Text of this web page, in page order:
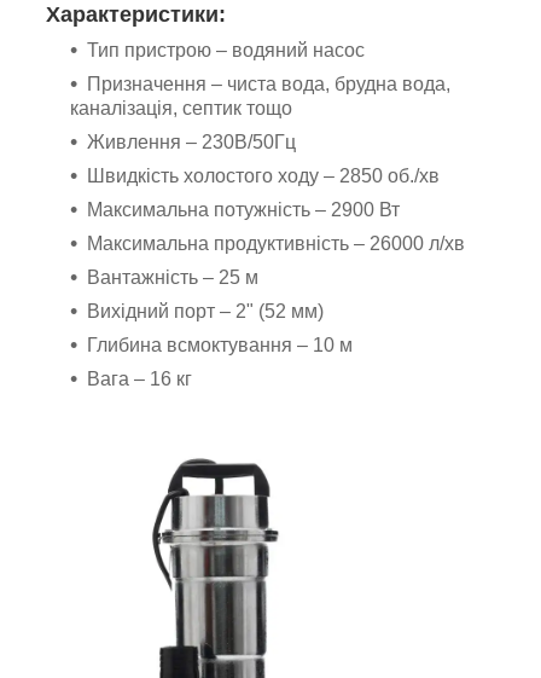
Характеристики:
Тип пристрою – водяний насос
Призначення – чиста вода, брудна вода,
каналізація, септик тощо
Живлення – 230В/50Гц
Швидкість холостого ходу – 2850 об./хв
Максимальна потужність – 2900 Вт
Максимальна продуктивність – 26000 л/хв
Вантажність – 25 м
Вихідний порт – 2" (52 мм)
Глибина всмоктування – 10 м
Вага – 16 кг